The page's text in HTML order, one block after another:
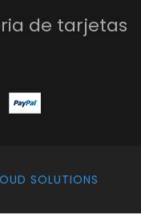
de tarjetas
SOLUTIONS